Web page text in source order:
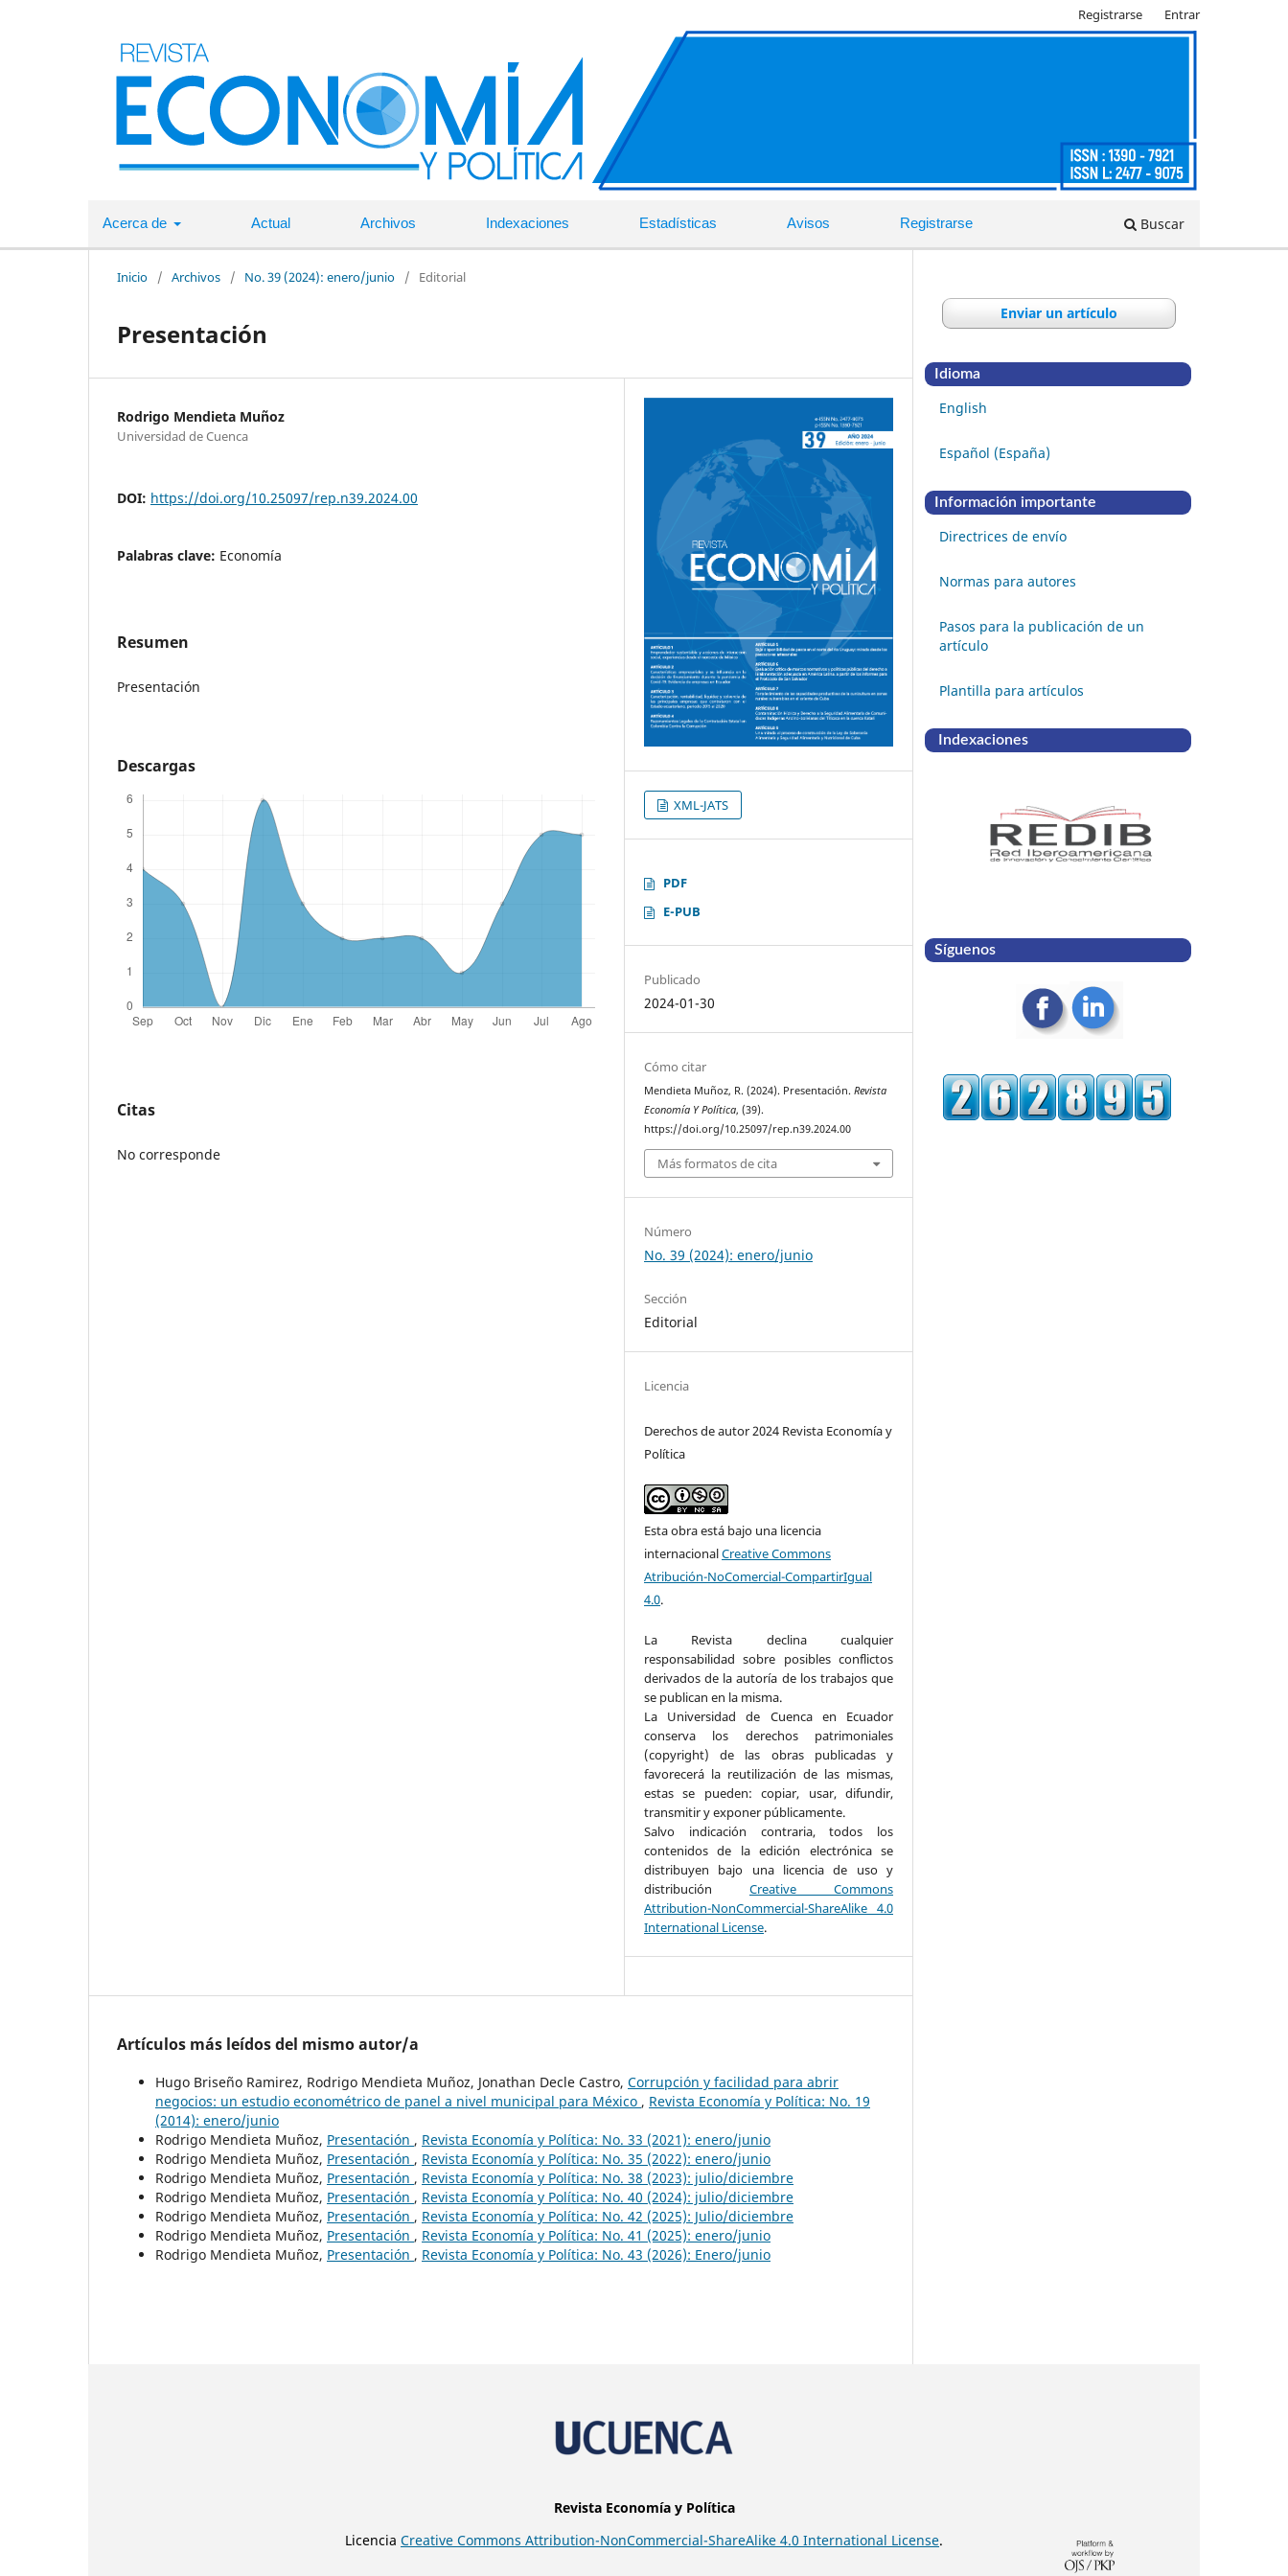
Acerca de Actual Archivos Indexaciones Estadísticas Avisos Registrarse Buscar
Registrarse Entrar
Inicio / Archivos / No. 39 (2024): enero/junio / Editorial
Presentación
Rodrigo Mendieta Muñoz
Universidad de Cuenca
DOI: https://doi.org/10.25097/rep.n39.2024.00
Palabras clave: Economía
Resumen
Presentación
Descargas
Citas
No corresponde
XML-JATS
PDF
E-PUB
Publicado
2024-01-30
Cómo citar
Mendieta Muñoz, R. (2024). Presentación.Revista
Economía Y Política, (39).
https://doi.org/10.25097/rep.n39.2024.00
Más formatos de cita
Número
No. 39 (2024): enero/junio
Sección
Editorial
Licencia
Derechos de autor 2024 Revista Economía y
Política
Esta obra está bajo una licencia
internacionalCreative Commons
Atribución-NoComercial-CompartirIgual
4.0.
La Revista declina cualquier
responsabilidad sobre posibles conflictos
derivados de la autoría de los trabajos que
se publican en la misma.
La Universidad de Cuenca en Ecuador
conserva los derechos patrimoniales
(copyright) de las obras publicadas y
favorecerá la reutilización de las mismas,
estas se pueden: copiar, usar, difundir,
transmitir y exponer públicamente.
Salvo indicación contraria, todos los
contenidos de la edición electrónica se
distribuyen bajo una licencia de uso y
distribución Creative Commons
Attribution-NonCommercial-ShareAlike 4.0
International License.
Artículos más leídos del mismo autor/a
Hugo Briseño Ramirez, Rodrigo Mendieta Muñoz, Jonathan Decle Castro, Corrupción y facilidad para abrir
negocios: un estudio econométrico de panel a nivel municipal para México , Revista Economía y Política: No. 19
(2014): enero/junio
Rodrigo Mendieta Muñoz, Presentación , Revista Economía y Política: No. 33 (2021): enero/junio
Rodrigo Mendieta Muñoz, Presentación , Revista Economía y Política: No. 35 (2022): enero/junio
Rodrigo Mendieta Muñoz, Presentación , Revista Economía y Política: No. 38 (2023): julio/diciembre
Rodrigo Mendieta Muñoz, Presentación , Revista Economía y Política: No. 40 (2024): julio/diciembre
Rodrigo Mendieta Muñoz, Presentación , Revista Economía y Política: No. 42 (2025): Julio/diciembre
Rodrigo Mendieta Muñoz, Presentación , Revista Economía y Política: No. 41 (2025): enero/junio
Rodrigo Mendieta Muñoz, Presentación , Revista Economía y Política: No. 43 (2026): Enero/junio
Enviar un artículo
Idioma
English
Español (España)
Información importante
Directrices de envío
Normas para autores
Pasos para la publicación de un
artículo
Plantilla para artículos
Indexaciones
Síguenos
Revista Economía y Política
Licencia Creative Commons Attribution-NonCommercial-ShareAlike 4.0 International License.